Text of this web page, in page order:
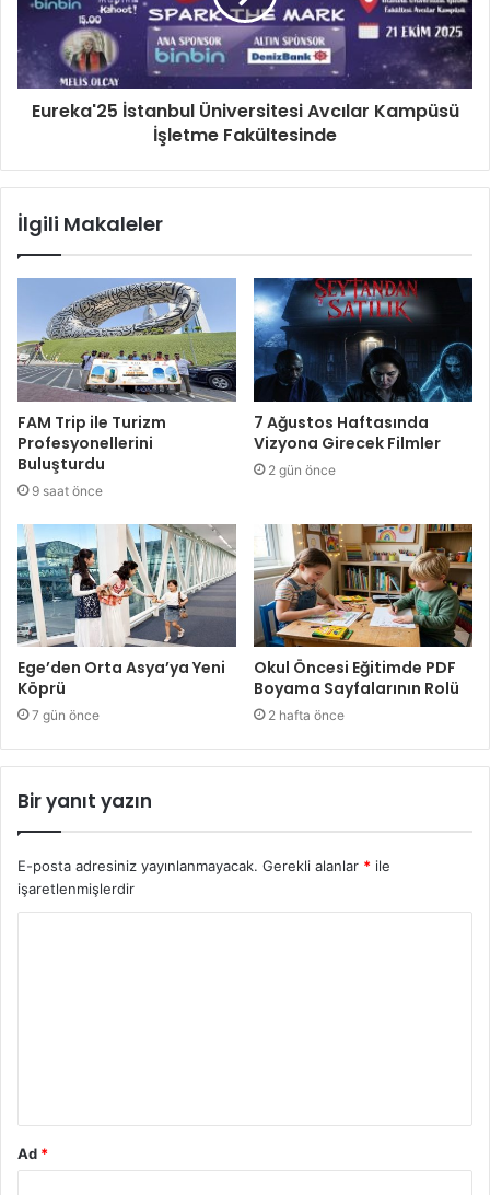
Eureka'25 İstanbul Üniversitesi Avcılar Kampüsü
İşletme Fakültesinde
İlgili Makaleler
FAM Trip ile Turizm
Profesyonellerini
Buluşturdu
9 saat önce
7 Ağustos Haftasında
Vizyona Girecek Filmler
2 gün önce
Ege’den Orta Asya’ya Yeni
Köprü
7 gün önce
Okul Öncesi Eğitimde PDF
Boyama Sayfalarının Rolü
2 hafta önce
Bir yanıt yazın
E-posta adresiniz yayınlanmayacak. Gerekli alanlar * ile
işaretlenmişlerdir
Ad *